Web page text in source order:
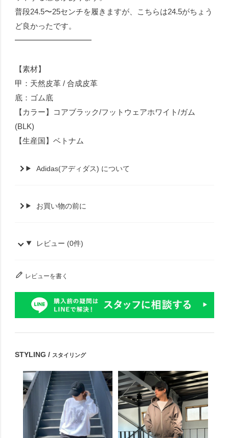
普段24.5〜25センチを履きますが、こちらは24.5がちょう
ど良かったです。
━━━━━━━━━━
【素材】
甲：天然皮革 / 合成皮革
底：ゴム底
【カラー】コアブラック/フットウェアホワイト/ガム
(BLK)
【生産国】ベトナム
Adidas(アディダス) について
お買い物の前に
レビュー (0件)
レビューを書く
STYLING / スタイリング